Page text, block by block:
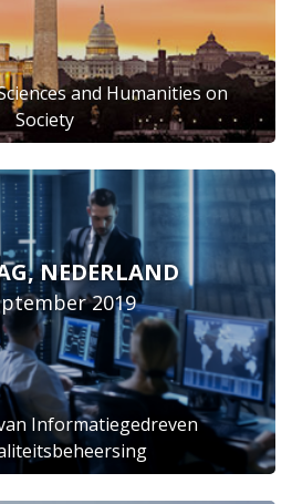
and Humanities on
Society
NEDERLAND
2019
Informatiegedreven